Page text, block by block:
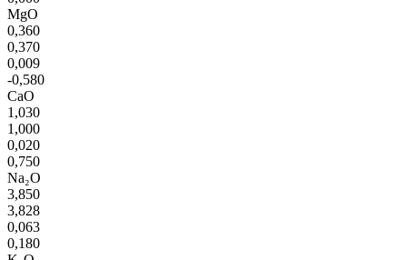
MgO
0,360
0,370
0,009
-0,580
CaO
1,030
1,000
0,020
0,750
Na₂O
3,850
3,828
0,063
0,180